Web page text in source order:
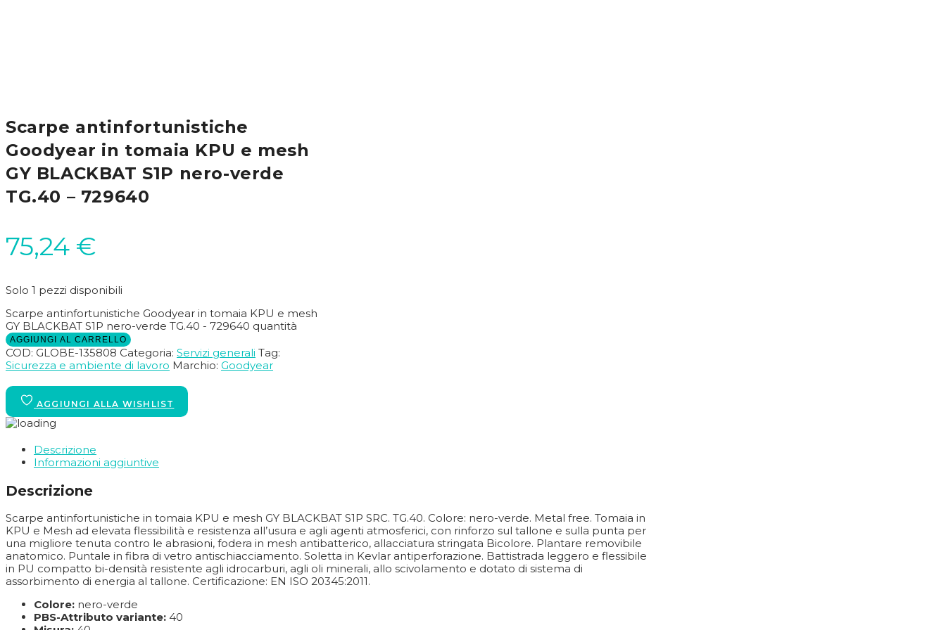
Scarpe antinfortunistiche
Goodyear in tomaia KPU e mesh
GY BLACKBAT S1P nero-verde
TG.40 – 729640
75,24 €
Solo 1 pezzi disponibili
Scarpe antinfortunistiche Goodyear in tomaia KPU e mesh
GY BLACKBAT S1P nero-verde TG.40 - 729640 quantità
AGGIUNGI AL CARRELLO
COD: GLOBE-135808 Categoria: Servizi generali Tag:
Sicurezza e ambiente di lavoro Marchio: Goodyear
Descrizione
Informazioni aggiuntive
Descrizione
Scarpe antinfortunistiche in tomaia KPU e mesh GY BLACKBAT S1P SRC. TG.40. Colore: nero-verde. Metal free. Tomaia in
KPU e Mesh ad elevata flessibilità e resistenza all’usura e agli agenti atmosferici, con rinforzo sul tallone e sulla punta per
una migliore tenuta contro le abrasioni, fodera in mesh antibatterico, allacciatura stringata Bicolore. Plantare removibile
anatomico. Puntale in fibra di vetro antischiacciamento. Soletta in Kevlar antiperforazione. Battistrada leggero e flessibile
in PU compatto bi-densità resistente agli idrocarburi, agli oli minerali, allo scivolamento e dotato di sistema di
assorbimento di energia al tallone. Certificazione: EN ISO 20345:2011.
Colore: nero-verde
PBS-Attributo variante: 40